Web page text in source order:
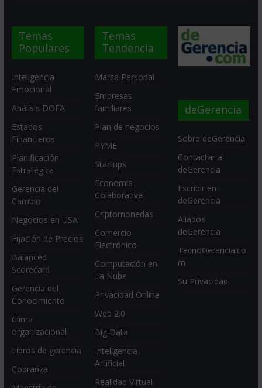
Temas
Populares
Inteligencia
Emocional
Análisis DOFA
Estados
Financieros
Planificación
Estratégica
Gerencia del
Cambio
Negocios en USA
Fijación de Precios
Balanced
Scorecard
Gerencia del
Conocimiento
Clima
organizacional
Libros de gerencia
Cobranza
Temas
Tendencia
Marca Personal
Empresas
familiares
Plan de negocios
PYME
Startups
Economia
Colaborativa
Criptomonedas
Comercio
Electrónico
Computación en
La Nube
Privacidad Online
Web 2.0
Big Data
Inteligencia
Artificial
Realidad Virtual
deGerencia
Sobre deGerencia
Contactar a
deGerencia
Escribir en
deGerencia
Aliados
deGerencia
TecnoGerencia.co
m
Su Privacidad